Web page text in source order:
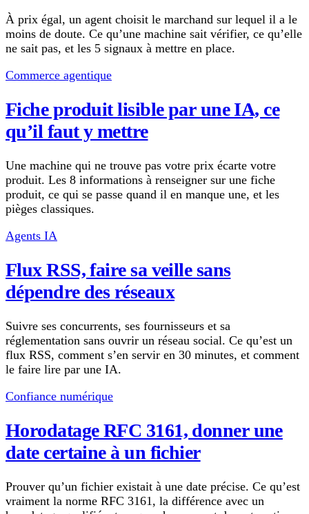
À prix égal, un agent choisit le marchand sur lequel il a le
moins de doute. Ce qu’une machine sait vérifier, ce qu’elle
ne sait pas, et les 5 signaux à mettre en place.
Commerce agentique
Fiche produit lisible par une IA, ce
qu’il faut y mettre
Une machine qui ne trouve pas votre prix écarte votre
produit. Les 8 informations à renseigner sur une fiche
produit, ce qui se passe quand il en manque une, et les
pièges classiques.
Agents IA
Flux RSS, faire sa veille sans
dépendre des réseaux
Suivre ses concurrents, ses fournisseurs et sa
réglementation sans ouvrir un réseau social. Ce qu’est un
flux RSS, comment s’en servir en 30 minutes, et comment
le faire lire par une IA.
Confiance numérique
Horodatage RFC 3161, donner une
date certaine à un fichier
Prouver qu’un fichier existait à une date précise. Ce qu’est
vraiment la norme RFC 3161, la différence avec un